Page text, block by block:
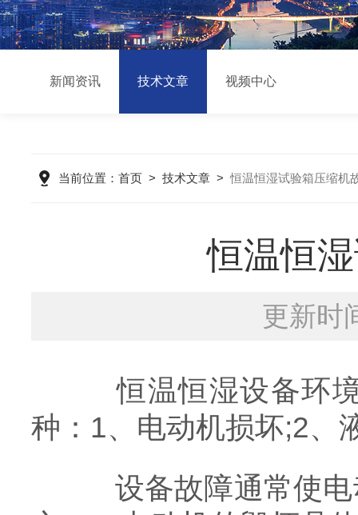
新闻资讯 技术文章 视频中心
当前位置： 首页 > 技术文章 >恒温恒湿试验箱压缩机
恒温恒
更新时
恒温恒湿设备环境
种：1、电动机损坏;2、
设备故障通常使电